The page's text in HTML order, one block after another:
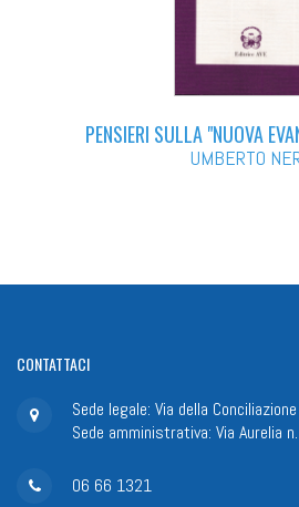
PENSIERI SULLA "NUOVA
UMBERTO
CONTATTACI
Sede legale: Via della
Sede amministrativa: Via Aurelia
06 66 1321